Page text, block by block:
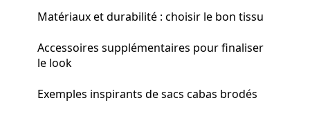
Matériaux et durabilité : choisir le bon tissu
Accessoires supplémentaires pour finaliser
le look
Exemples inspirants de sacs cabas brodés